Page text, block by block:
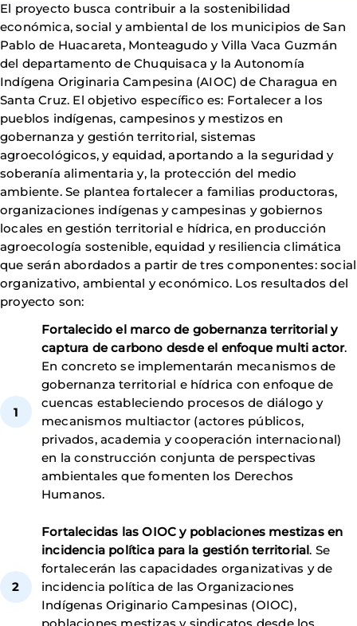
El proyecto busca contribuir a la sostenibilidad
económica, social y ambiental de los municipios de San
Pablo de Huacareta, Monteagudo y Villa Vaca Guzmán
del departamento de Chuquisaca y la Autonomía
Indígena Originaria Campesina (AIOC) de Charagua en
Santa Cruz. El objetivo específico es: Fortalecer a los
pueblos indígenas, campesinos y mestizos en
gobernanza y gestión territorial, sistemas
agroecológicos, y equidad, aportando a la seguridad y
soberanía alimentaria y, la protección del medio
ambiente. Se plantea fortalecer a familias productoras,
organizaciones indígenas y campesinas y gobiernos
locales en gestión territorial e hídrica, en producción
agroecología sostenible, equidad y resiliencia climática
que serán abordados a partir de tres componentes: social
organizativo, ambiental y económico. Los resultados del
proyecto son:
Fortalecido el marco de gobernanza territorial y
captura de carbono desde el enfoque multi actor.
En concreto se implementarán mecanismos de
gobernanza territorial e hídrica con enfoque de
cuencas estableciendo procesos de diálogo y
mecanismos multiactor (actores públicos,
privados, academia y cooperación internacional)
en la construcción conjunta de perspectivas
ambientales que fomenten los Derechos
Humanos.
Fortalecidas las OIOC y poblaciones mestizas en
incidencia política para la gestión territorial. Se
fortalecerán las capacidades organizativas y de
incidencia política de las Organizaciones
Indígenas Originario Campesinas (OIOC),